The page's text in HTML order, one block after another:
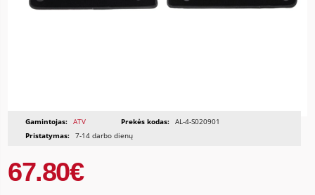
Gamintojas: ATV Prekės kodas: AL-4-S020901
Pristatymas: 7-14 darbo dienų
67.80€